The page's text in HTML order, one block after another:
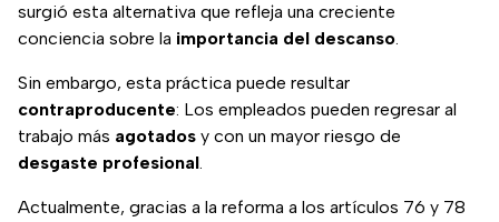
surgió esta alternativa que refleja una creciente
conciencia sobre la importancia del descanso.
Sin embargo, esta práctica puede resultar
contraproducente: Los empleados pueden regresar al
trabajo más agotados y con un mayor riesgo de
desgaste profesional.
Actualmente, gracias a la reforma a los artículos 76 y 78